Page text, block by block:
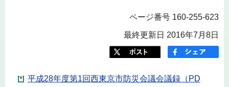
ページ番号 160-255-623
最終更新日 2016年7月8日
平成28年度第1回西東京市防災会議会議録（PD